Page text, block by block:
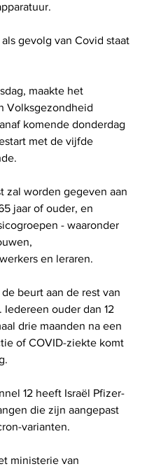
gevolg van Covid staat
maakte het
Volksgezondheid
komende donderdag
met de vijfde
zal worden gegeven aan
jaar of ouder, en
- waaronder
en leraren.
beurt aan de rest van
ouder dan 12
drie maanden na een
of COVID-ziekte komt
12 heeft Israël Pfizer-
die zijn aangepast
varianten.
ministerie van